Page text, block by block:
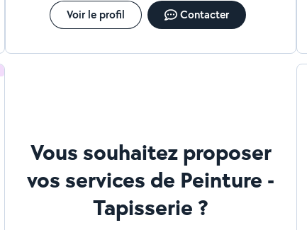
Voir le profil Contacter
Vous souhaitez proposer
vos services de Peinture -
Tapisserie ?